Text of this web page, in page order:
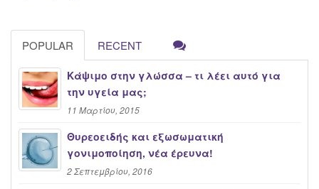
POPULAR RECENT
Κάψιμο στην γλώσσα – τι λέει αυτό για
την υγεία μας;
11 Μαρτίου, 2015
Θυρεοειδής και εξωσωματική
γονιμοποίηση, νέα έρευνα!
2 Σεπτεμβρίου, 2016